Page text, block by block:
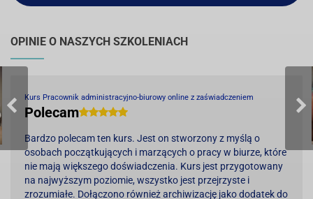
OPINIE O NASZYCH SZKOLENIACH
Kurs Pracownik administracyjno-biurowy online z zaświadczeniem
Polecam
Bardzo polecam ten kurs. Jest on stworzony z myślą o
osobach początkujących i marzących o pracy w biurze, które
nie mają większego doświadczenia. Kurs jest przygotowany
na najwyższym poziomie, wszystko jest przejrzyste i
zrozumiałe. Dołączono również archiwizację jako dodatek do